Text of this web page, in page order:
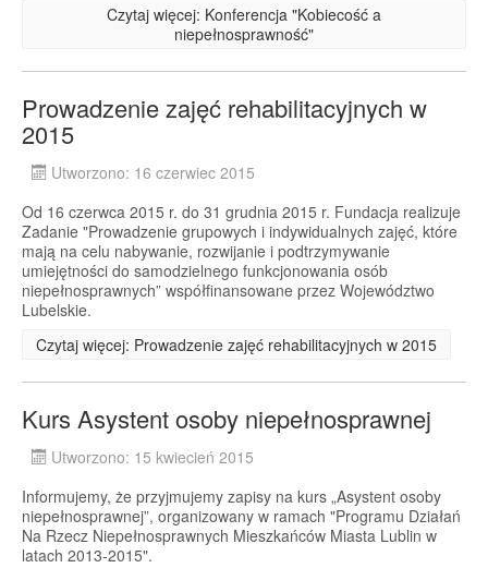
Czytaj więcej: Konferencja "Kobiecość a
niepełnosprawność"
Prowadzenie zajęć rehabilitacyjnych w
2015
Utworzono: 16 czerwiec 2015
Od 16 czerwca 2015 r. do 31 grudnia 2015 r. Fundacja realizuje
Zadanie "Prowadzenie grupowych i indywidualnych zajęć, które
mają na celu nabywanie, rozwijanie i podtrzymywanie
umiejętności do samodzielnego funkcjonowania osób
niepełnosprawnych” współfinansowane przez Województwo
Lubelskie.
Czytaj więcej: Prowadzenie zajęć rehabilitacyjnych w 2015
Kurs Asystent osoby niepełnosprawnej
Utworzono: 15 kwiecień 2015
Informujemy, że przyjmujemy zapisy na kurs „Asystent osoby
niepełnosprawnej”, organizowany w ramach "Programu Działań
Na Rzecz Niepełnosprawnych Mieszkańców Miasta Lublin w
latach 2013-2015".